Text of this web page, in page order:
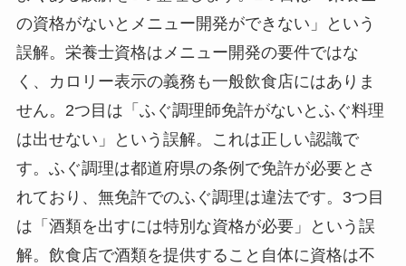
の資格がないとメニュー開発ができない」という
誤解。栄養士資格はメニュー開発の要件ではな
く、カロリー表示の義務も一般飲食店にはありま
せん。2つ目は「ふぐ調理師免許がないとふぐ料理
は出せない」という誤解。これは正しい認識で
す。ふぐ調理は都道府県の条例で免許が必要とさ
れており、無免許でのふぐ調理は違法です。3つ目
は「酒類を出すには特別な資格が必要」という誤
解。飲食店で酒類を提供すること自体に資格は不